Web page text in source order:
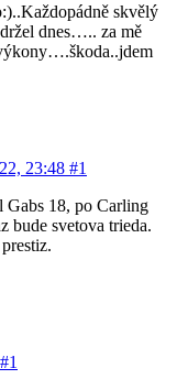
skvělý
dnes….. za mě
23:48 #1
Gabs 18, po Carling
bude svetova trieda.
#1